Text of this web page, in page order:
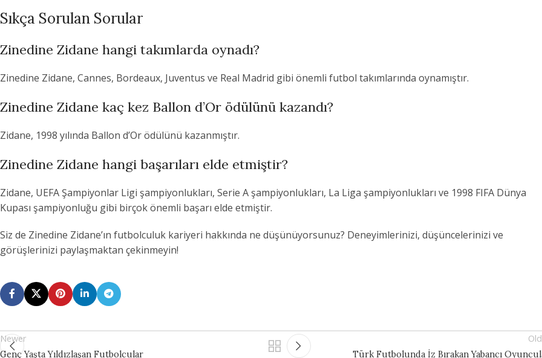
Sıkça Sorulan Sorular
Zinedine Zidane hangi takımlarda oynadı?
Zinedine Zidane, Cannes, Bordeaux, Juventus ve Real Madrid gibi önemli futbol takımlarında oynamıştır.
Zinedine Zidane kaç kez Ballon d’Or ödülünü kazandı?
Zidane, 1998 yılında Ballon d’Or ödülünü kazanmıştır.
Zinedine Zidane hangi başarıları elde etmiştir?
Zidane, UEFA Şampiyonlar Ligi şampiyonlukları, Serie A şampiyonlukları, La Liga şampiyonlukları ve 1998 FIFA Dünya
Kupası şampiyonluğu gibi birçok önemli başarı elde etmiştir.
Siz de Zinedine Zidane’ın futbolculuk kariyeri hakkında ne düşünüyorsunuz? Deneyimlerinizi, düşüncelerinizi ve
görüşlerinizi paylaşmaktan çekinmeyin!
Newer
Genç Yaşta Yıldızlaşan Futbolcular Türk Futbolunda İz Bırakan Yabancı